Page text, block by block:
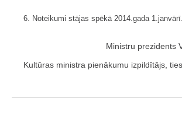
6. Noteikumi stājas spēkā 2014.gada 1.janvārī.
Ministru prezidents
Kultūras ministra pienākumu izpildītājs,